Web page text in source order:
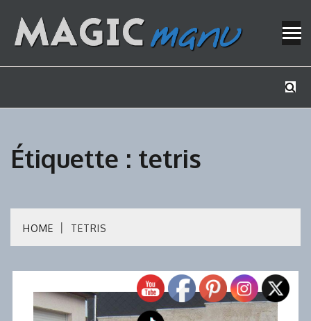
content
Étiquette : tetris
HOME TETRIS